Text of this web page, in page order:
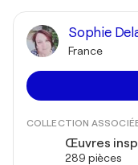
Sophie
France
COLLECTION
Œuvres
289 pièces